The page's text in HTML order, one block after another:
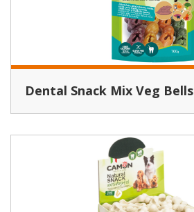
Dental Snack Mix Veg Bells